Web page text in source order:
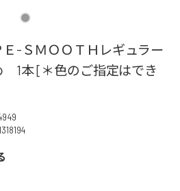
-ＳＭＯＯＴＨレギュラー
本 [＊色のご指定はでき